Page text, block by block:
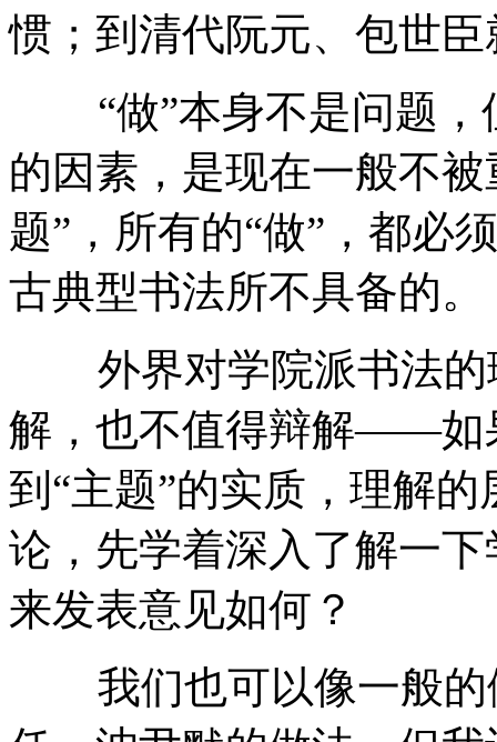
惯；到清代阮元、包世
“做”本身不是问题，
的因素，是现在一般不
题”，所有的“做”，都必
古典型书法所不具备的。
外界对学院派书法的
解，也不值得辩解——如
到“主题”的实质，理解
论，先学着深入了解一
来发表意见如何？
我们也可以像一般的